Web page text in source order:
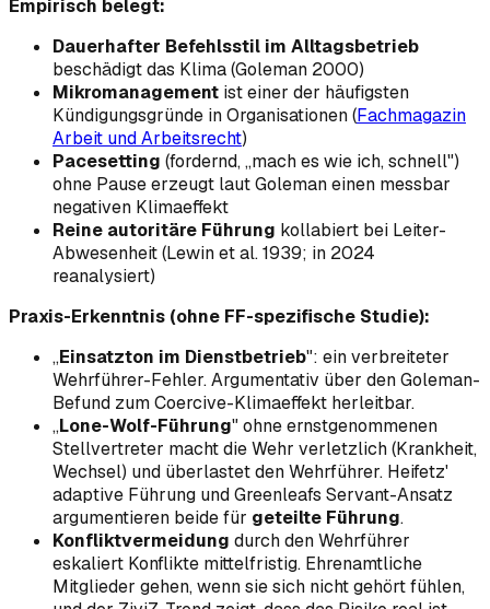
Empirisch belegt:
Dauerhafter Befehlsstil im Alltagsbetrieb
beschädigt das Klima (Goleman 2000)
Mikromanagement ist einer der häufigsten
Kündigungsgründe in Organisationen (Fachmagazin
Arbeit und Arbeitsrecht)
Pacesetting (fordernd, „mach es wie ich, schnell")
ohne Pause erzeugt laut Goleman einen messbar
negativen Klimaeffekt
Reine autoritäre Führung kollabiert bei Leiter-
Abwesenheit (Lewin et al. 1939; in 2024
reanalysiert)
Praxis-Erkenntnis (ohne FF-spezifische Studie):
„Einsatzton im Dienstbetrieb": ein verbreiteter
Wehrführer-Fehler. Argumentativ über den Goleman-
Befund zum Coercive-Klimaeffekt herleitbar.
„Lone-Wolf-Führung" ohne ernstgenommenen
Stellvertreter macht die Wehr verletzlich (Krankheit,
Wechsel) und überlastet den Wehrführer. Heifetz'
adaptive Führung und Greenleafs Servant-Ansatz
argumentieren beide für geteilte Führung.
Konfliktvermeidung durch den Wehrführer
eskaliert Konflikte mittelfristig. Ehrenamtliche
Mitglieder gehen, wenn sie sich nicht gehört fühlen,